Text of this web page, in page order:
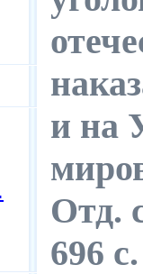
и на
Отд.
696